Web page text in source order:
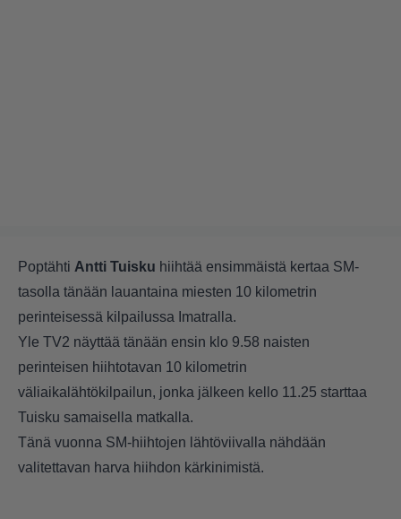
Poptähti Antti Tuisku hiihtää ensimmäistä kertaa SM-
tasolla tänään lauantaina miesten 10 kilometrin
perinteisessä kilpailussa Imatralla.
Yle TV2 näyttää tänään ensin klo 9.58 naisten
perinteisen hiihtotavan 10 kilometrin
väliaikalähtökilpailun, jonka jälkeen kello 11.25 starttaa
Tuisku samaisella matkalla.
Tänä vuonna SM-hiihtojen lähtöviivalla nähdään
valitettavan harva hiihdon kärkinimistä.